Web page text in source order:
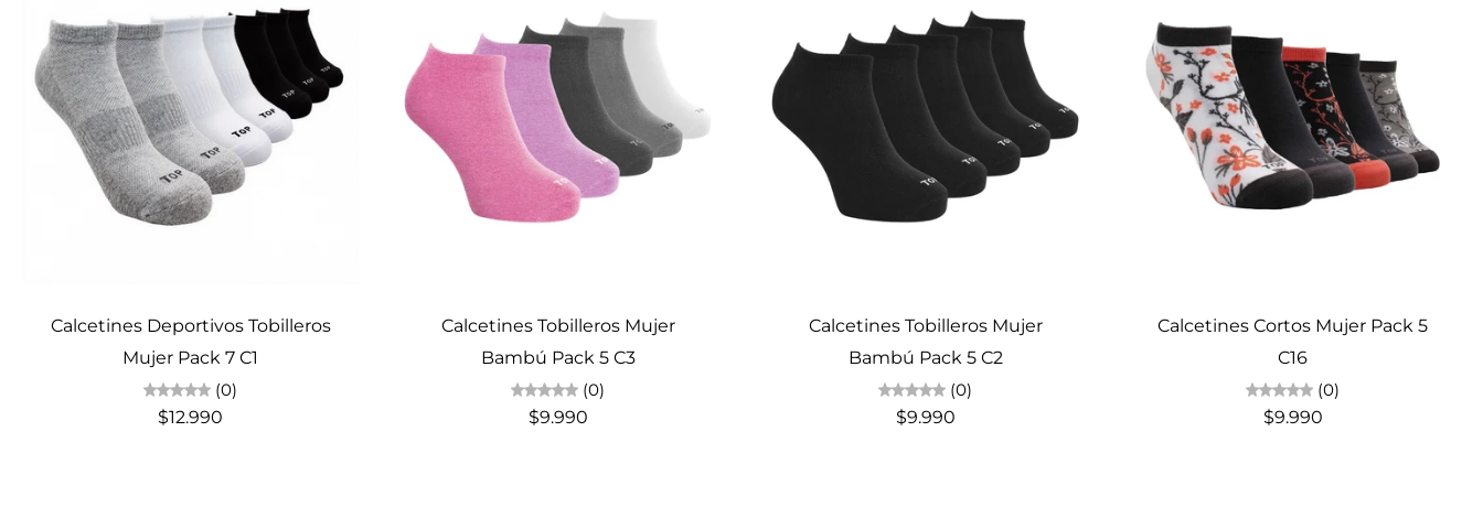
Calcetines Deportivos Tobilleros
Mujer Pack 7 C1
(0)
$12.990
Calcetines Tobilleros Mujer
Bambú Pack 5 C3
(0)
$9.990
Calcetines Tobilleros Mujer
Bambú Pack 5 C2
(0)
$9.990
Calcetines Cortos Mujer Pack 5
C16
(0)
$9.990